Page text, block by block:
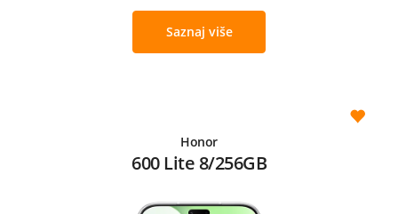
Saznaj više
Honor
600 Lite 8/256GB